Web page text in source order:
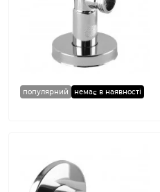
популярний немає в наявності